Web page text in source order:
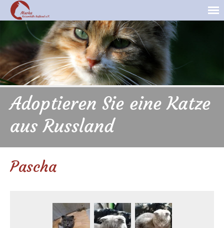
Adoptieren Sie eine Katze
aus Russland
Pascha